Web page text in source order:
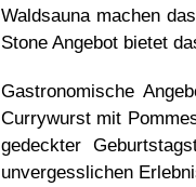
Waldsauna machen
Stone Angebot bietet
Gastronomische
Currywurst mit
gedeckter
unvergesslichen